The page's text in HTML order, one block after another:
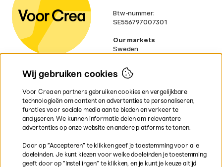
Btw-nummer:
SE556797007301
Our markets
Sweden
Denmark
Finland
Ireland
Germany
UK
EU
gelden voor volumineuze producten.
Wij gebruiken cookies
Voor Crea en partners gebruiken cookies en vergelijkbare
technologieën om content en advertenties te personaliseren,
functies voor sociale media aan te bieden en verkeer te
analyseren. We kunnen informatie delen om relevantere
advertenties op onze website en andere platforms te tonen.
Door op ”Accepteren” te klikken geef je toestemming voor alle
doeleinden. Je kunt kiezen voor welke doeleinden je toestemming
geeft door op ”Instellingen” te klikken, en je kunt je keuze altijd